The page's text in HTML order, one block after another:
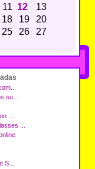
11 12
13
18 19
20
25 26
27
su...
...
...
S...